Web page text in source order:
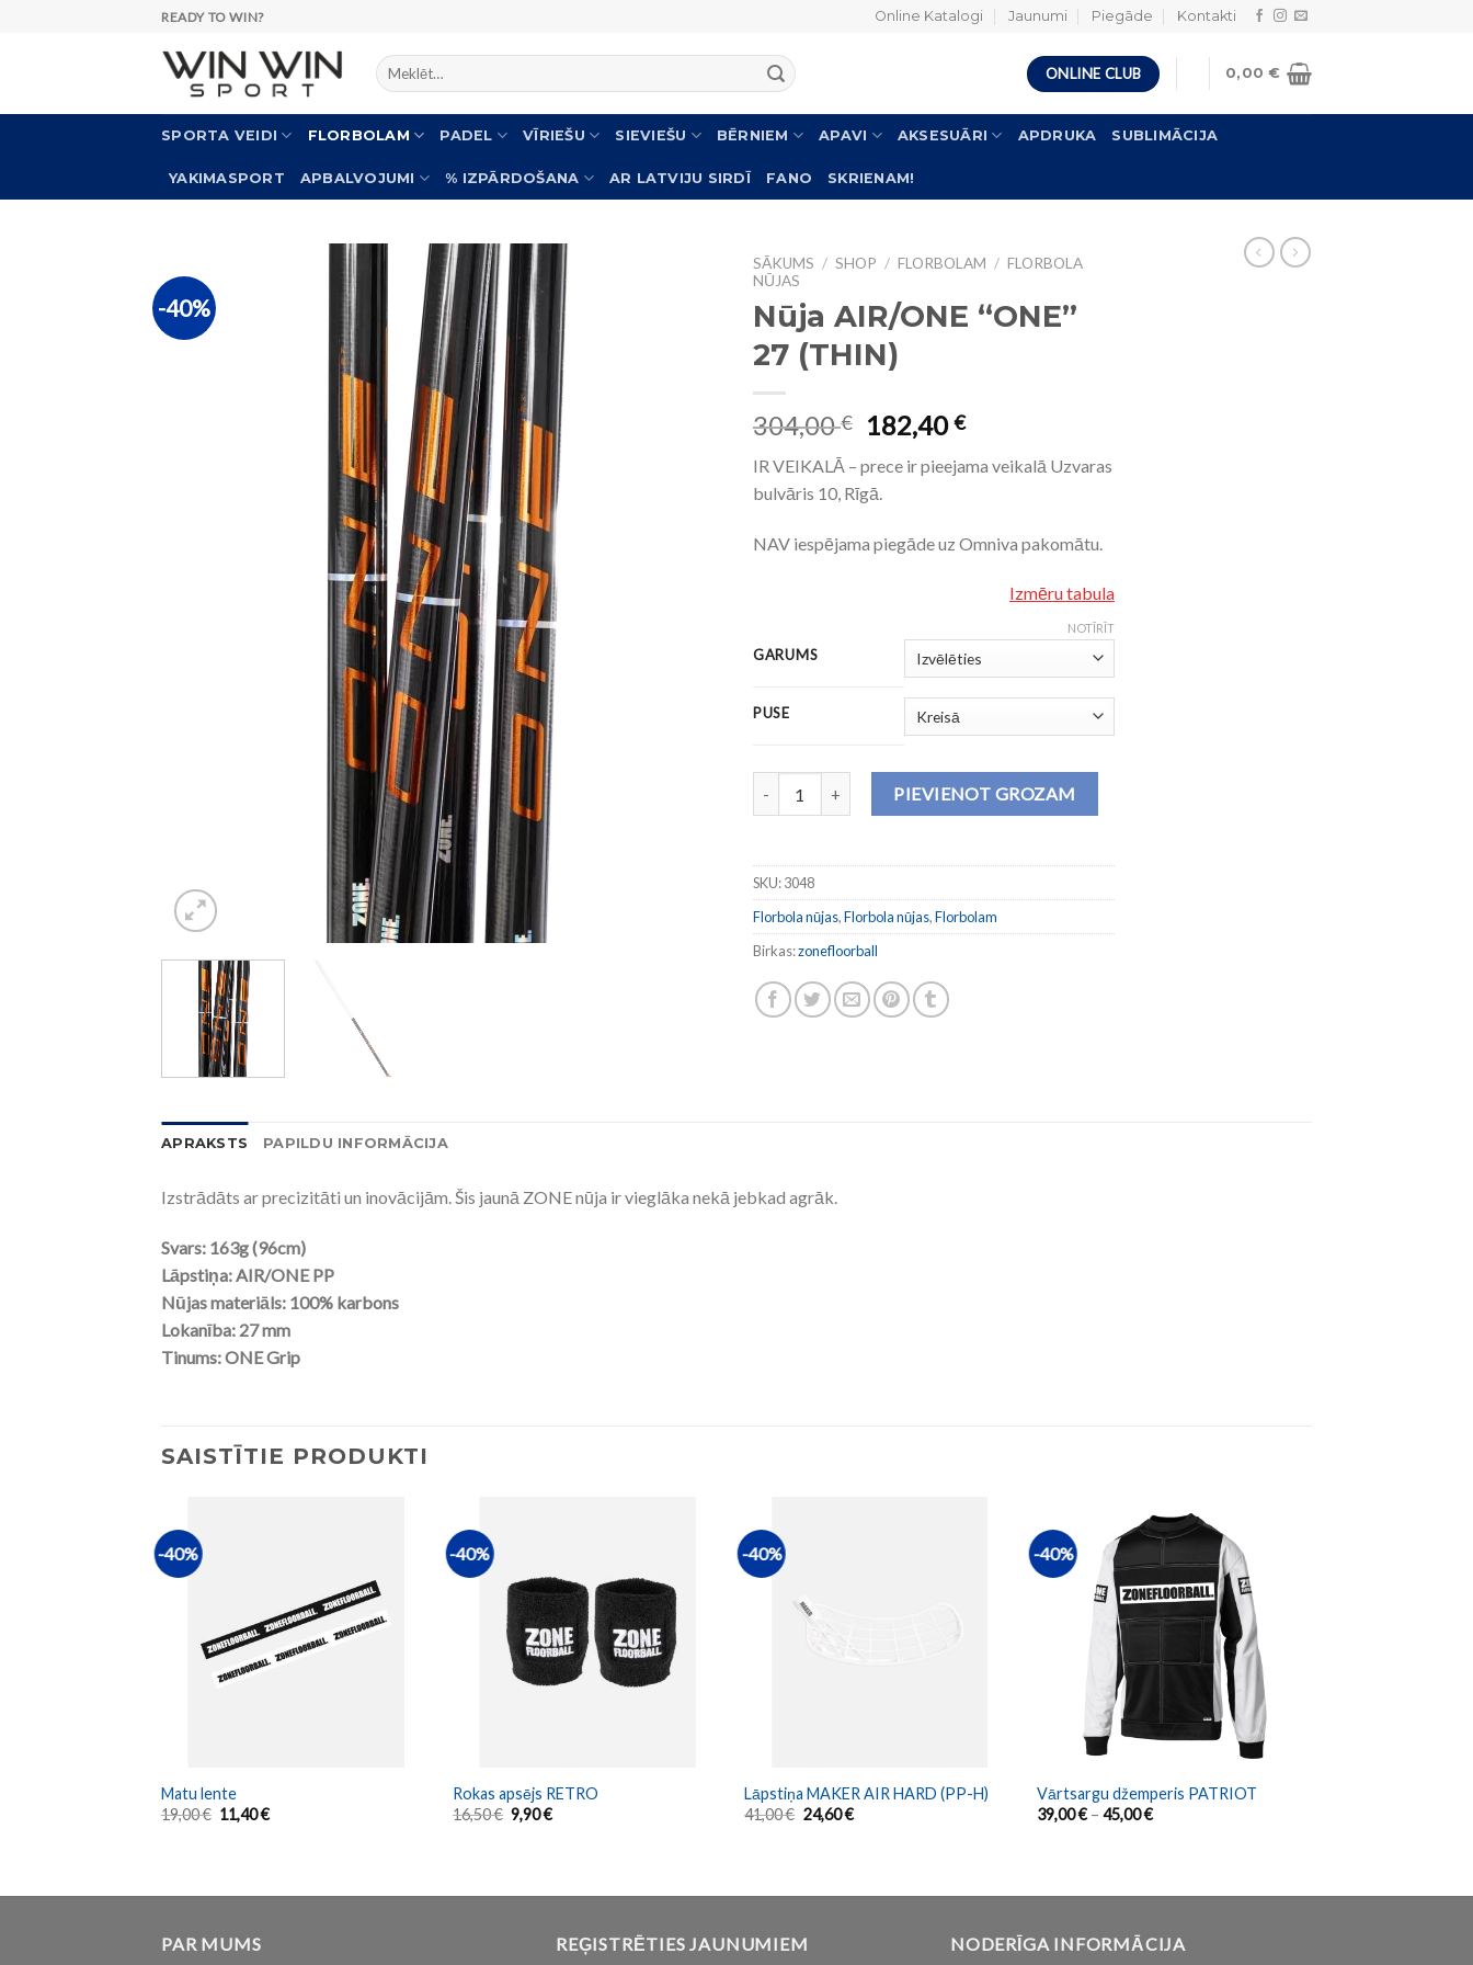
READY TO WIN? Online Katalogi Jaunumi Piegāde Kontakti
Meklēt: ONLINE CLUB 0,00€
SPORTA VEIDI FLORBOLAM PADEL VĪRIEŠU SIEVIEŠU BĒRNIEM APAVI AKSESUĀRI APDRUKA SUBLIMĀCIJA
YAKIMASPORT APBALVOJUMI % IZPĀRDOŠANA AR LATVIJU SIRDĪ FANO SKRIENAM!
-40%
SĀKUMS / SHOP / FLORBOLAM / FLORBOLA
NŪJAS
Nūja AIR/ONE “ONE”
27 (THIN)
304,00€ 182,40€
IR VEIKALĀ – prece ir pieejama veikalā Uzvaras
bulvāris 10, Rīgā.
NAV iespējama piegāde uz Omniva pakomātu.
Izmēru tabula
GARUMS
PUSE
NOTĪRĪT
Nūja AIR/ONE "ONE" 27 (THIN) daudzums
PIEVIENOT GROZAM
SKU:3048
Florbola nūjas,Florbola nūjas,Florbolam
Birkas:zonefloorball
APRAKSTS PAPILDU INFORMĀCIJA
Izstrādāts ar precizitāti un inovācijām. Šis jaunā ZONE nūja ir vieglāka nekā jebkad agrāk.
Svars: 163g (96cm)
Lāpstiņa: AIR/ONE PP
Nūjas materiāls: 100% karbons
Lokanība: 27 mm
Tinums: ONE Grip
SAISTĪTIE PRODUKTI
-40%
Matu lente
19,00€ 11,40€
-40%
Rokas apsējs RETRO
16,50€ 9,90€
-40%
Lāpstiņa MAKER AIR HARD (PP-H)
41,00€ 24,60€
-40%
Vārtsargu džemperis PATRIOT
39,00€– 45,00€
PAR MUMS REĢISTRĒTIES JAUNUMIEM NODERĪGA INFORMĀCIJA